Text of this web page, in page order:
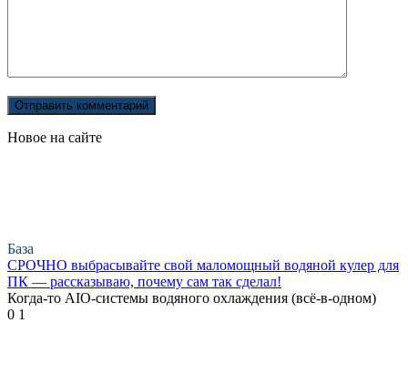
Новое на сайте
База
СРОЧНО выбрасывайте свой маломощный водяной кулер для
ПК — рассказываю, почему сам так сделал!
Когда-то AIO-системы водяного охлаждения (всё-в-одном)
0 1